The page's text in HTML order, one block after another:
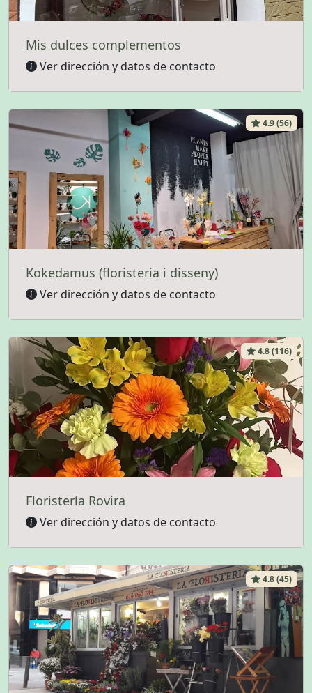
Mis dulces complementos
Ver dirección y datos de contacto
4.9 (56)
Kokedamus (floristeria i disseny)
Ver dirección y datos de contacto
4.8 (116)
Floristería Rovira
Ver dirección y datos de contacto
4.8 (45)